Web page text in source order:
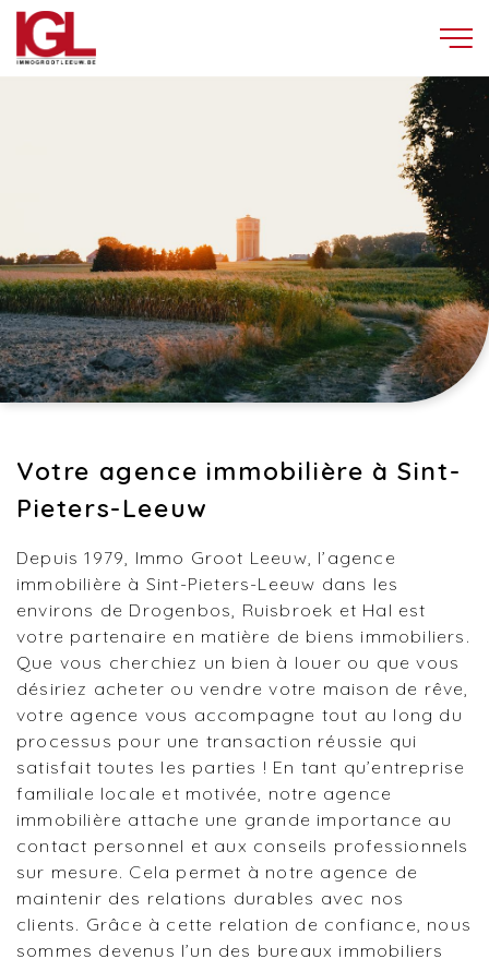
Votre agence immobilière à Sint-
Pieters-Leeuw
Depuis 1979, Immo Groot Leeuw, l’agence
immobilière à Sint-Pieters-Leeuw dans les
environs de Drogenbos, Ruisbroek et Hal est
votre partenaire en matière de biens immobiliers.
Que vous cherchiez un bien à louer ou que vous
désiriez acheter ou vendre votre maison de rêve,
votre agence vous accompagne tout au long du
processus pour une transaction réussie qui
satisfait toutes les parties ! En tant qu’entreprise
familiale locale et motivée, notre agence
immobilière attache une grande importance au
contact personnel et aux conseils professionnels
sur mesure. Cela permet à notre agence de
maintenir des relations durables avec nos
clients. Grâce à cette relation de confiance, nous
sommes devenus l’un des bureaux immobiliers